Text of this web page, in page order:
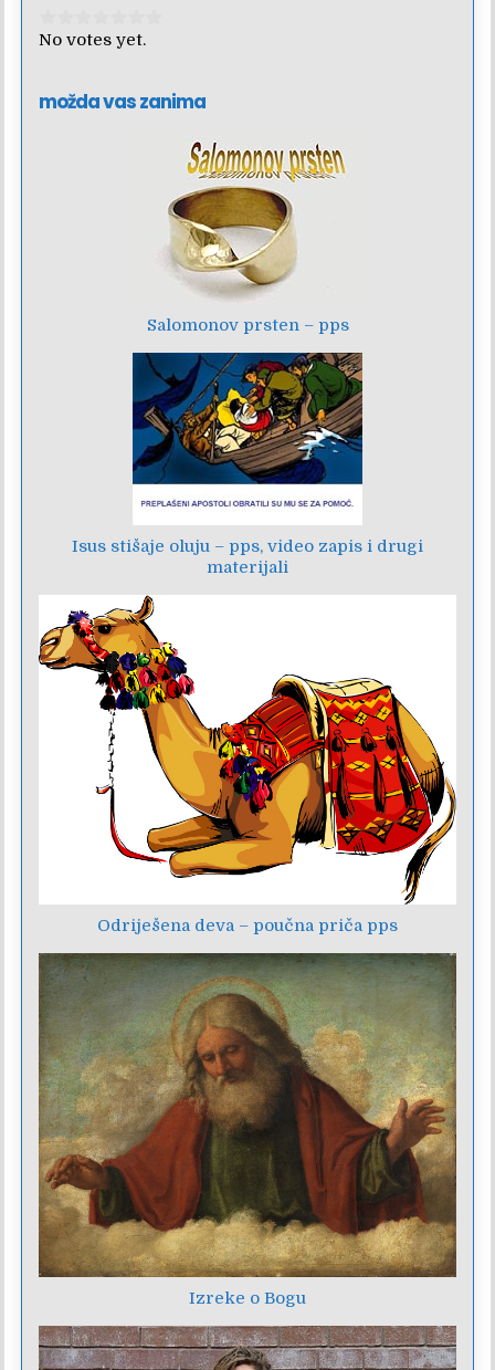
No votes yet.
možda vas zanima
Salomonov prsten – pps
Isus stišaje oluju – pps, video zapis i drugi
materijali
Odriješena deva – poučna priča pps
Izreke o Bogu